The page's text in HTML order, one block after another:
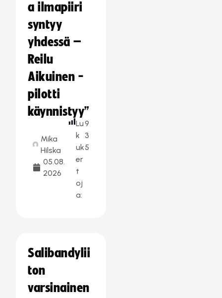
a ilmapiiri
syntyy
yhdessä –
Reilu
Aikuinen -
pilotti
käynnistyy”
Mika
Hilska
05.08.
2026
Lu
k
uk
er
t
oj
a:
9
3
5
Salibandylii
ton
varsinainen